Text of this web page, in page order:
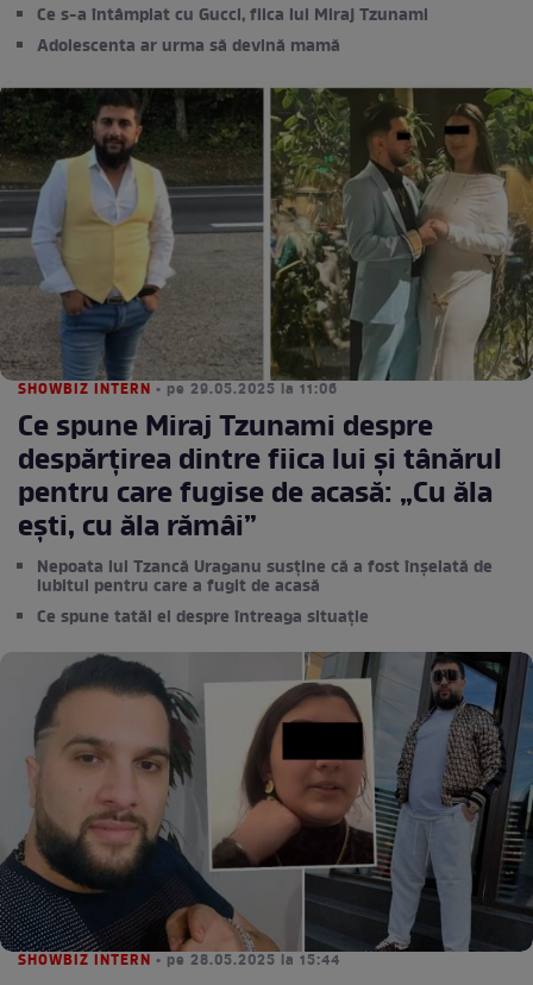
Ce s-a întâmplat cu Gucci, fiica lui Miraj Tzunami
Adolescenta ar urma să devină mamă
SHOWBIZ INTERN • pe 29.05.2025 la 11:06
Ce spune Miraj Tzunami despre
despărțirea dintre fiica lui și tânărul
pentru care fugise de acasă: „Cu ăla
ești, cu ăla rămâi”
Nepoata lui Tzancă Uraganu susține că a fost înșelată de
iubitul pentru care a fugit de acasă
Ce spune tatăl ei despre întreaga situație
SHOWBIZ INTERN • pe 28.05.2025 la 15:44